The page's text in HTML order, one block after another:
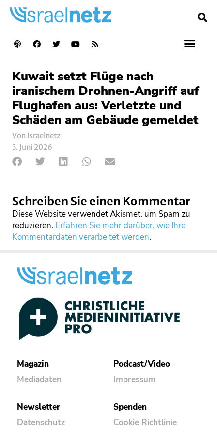
Kuwait setzt Flüge nach
iranischem Drohnen-Angriff auf
Flughafen aus: Verletzte und
Schäden am Gebäude gemeldet
Von Israelnetz
3. Juni 2026
Schreiben Sie einen Kommentar
Diese Website verwendet Akismet, um Spam zu
reduzieren. Erfahren Sie mehr darüber, wie Ihre
Kommentardaten verarbeitet werden.
Magazin
Mediadaten
Podcast/Video
Impressum
Newsletter
Datenschutz
Spenden
Cookie Richtlinie